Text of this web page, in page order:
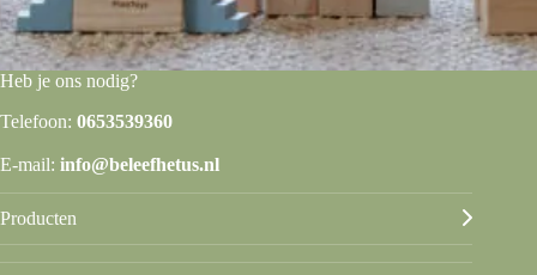
Heb je ons nodig?
Telefoon: 0653539360
E-mail: info@beleefhetus.nl
Producten